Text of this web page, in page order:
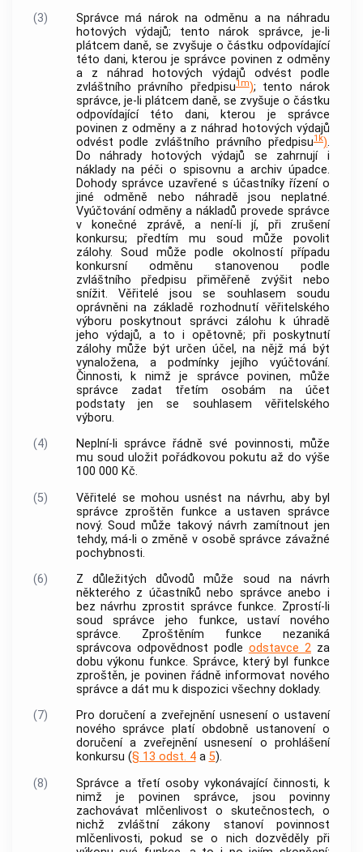
(3)
Správce má nárok na odměnu a na náhradu
hotových výdajů; tento nárok správce, je-li
plátcem daně, se zvyšuje o částku odpovídající
této dani, kterou je správce povinen z odměny
a z náhrad hotových výdajů odvést podle
zvláštního právního předpisu1m); tento nárok
správce, je-li plátcem daně, se zvyšuje o částku
odpovídající této dani, kterou je správce
povinen z odměny a z náhrad hotových výdajů
odvést podle zvláštního právního předpisu1k).
Do náhrady hotových výdajů se zahrnují i
náklady na péči o spisovnu a archiv úpadce.
Dohody správce uzavřené s účastníky řízení o
jiné odměně nebo náhradě jsou neplatné.
Vyúčtování odměny a nákladů provede správce
v konečné zprávě, a není-li jí, při zrušení
konkursu; předtím mu soud může povolit
zálohy. Soud může podle okolností případu
konkursní odměnu stanovenou podle
zvláštního předpisu přiměřeně zvýšit nebo
snížit. Věřitelé jsou se souhlasem soudu
oprávněni na základě rozhodnutí věřitelského
výboru poskytnout správci zálohu k úhradě
jeho výdajů, a to i opětovně; při poskytnutí
zálohy může být určen účel, na nějž má být
vynaložena, a podmínky jejího vyúčtování.
Činnosti, k nimž je správce povinen, může
správce zadat třetím osobám na účet
podstaty jen se souhlasem věřitelského
výboru.
(4)
Neplní-li správce řádně své povinnosti, může
mu soud uložit pořádkovou pokutu až do výše
100 000 Kč.
(5)
Věřitelé se mohou usnést na návrhu, aby byl
správce zproštěn funkce a ustaven správce
nový. Soud může takový návrh zamítnout jen
tehdy, má-li o změně v osobě správce závažné
pochybnosti.
(6)
Z důležitých důvodů může soud na návrh
některého z účastníků nebo správce anebo i
bez návrhu zprostit správce funkce. Zprostí-li
soud správce jeho funkce, ustaví nového
správce. Zproštěním funkce nezaniká
správcova odpovědnost podle odstavce 2za
dobu výkonu funkce. Správce, který byl funkce
zproštěn, je povinen řádně informovat nového
správce a dát mu k dispozici všechny doklady.
(7)
Pro doručení a zveřejnění usnesení o ustavení
nového správce platí obdobně ustanovení o
doručení a zveřejnění usnesení o prohlášení
konkursu (§ 13 odst. 4a 5).
(8)
Správce a třetí osoby vykonávající činnosti, k
nimž je povinen správce, jsou povinny
zachovávat mlčenlivost o skutečnostech, o
nichž zvláštní zákony stanoví povinnost
mlčenlivosti, pokud se o nich dozvěděly při